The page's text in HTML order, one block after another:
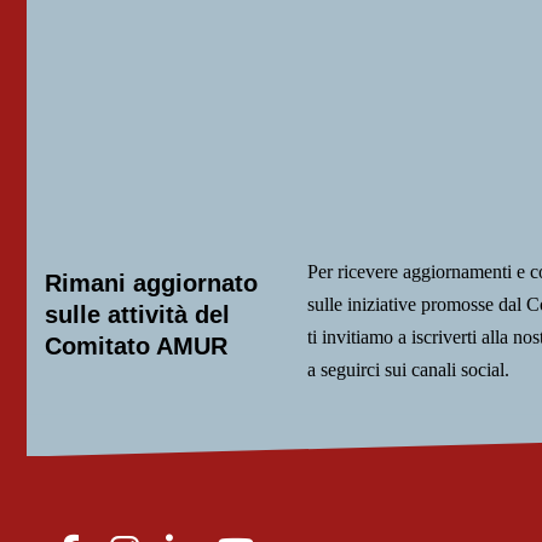
Rimani aggiornato
sulle attività del
Comitato AMUR
Per ricevere aggiornamenti e
sulle iniziative promosse dal
ti invitiamo a iscriverti alla
a seguirci sui canali social.